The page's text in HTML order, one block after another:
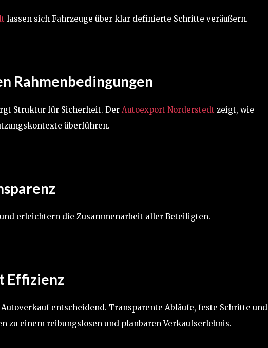
lassen sich Fahrzeuge über klar definierte Schritte veräußern.
Rahmenbedingungen
Struktur für Sicherheit. Der Autoexport Norderstedt zeigt, wie
überführen.
erleichtern die Zusammenarbeit aller Beteiligten.
Effizienz
entscheidend. Transparente Abläufe, feste Schritte und
zu einem reibungslosen und planbaren Verkaufserlebnis.